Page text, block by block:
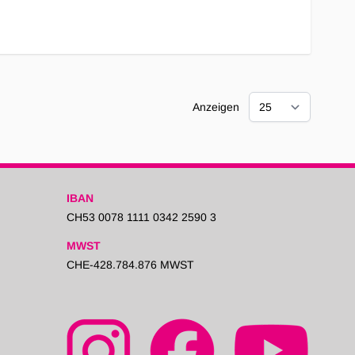
Anzeigen
IBAN
CH53 0078 1111 0342 2590 3
MWST
CHE-428.784.876 MWST